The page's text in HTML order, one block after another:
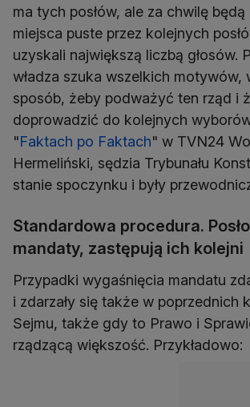
ma tych posłów, ale za chwilę będą
miejsca puste przez kolejnych
uzyskali największą liczbą głosów.
władza szuka wszelkich motywów,
sposób, żeby podważyć ten rząd i
doprowadzić do kolejnych
"Faktach po Faktach" w TVN24
Hermeliński, sędzia Trybunału
stanie spoczynku i były
Standardowa procedura.
mandaty, zastępują ich kolejni
Przypadki wygaśnięcia mandatu
i zdarzały się także w poprzednich
Sejmu, także gdy to Prawo i
rządzącą większość. Przykładowo: